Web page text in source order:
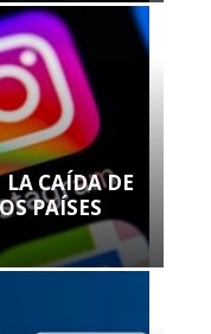
CAÍDA DE
PAÍSES